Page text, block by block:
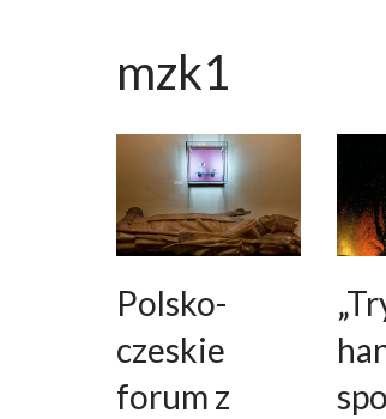
mzk1
Polsko-
czeskie
forum z